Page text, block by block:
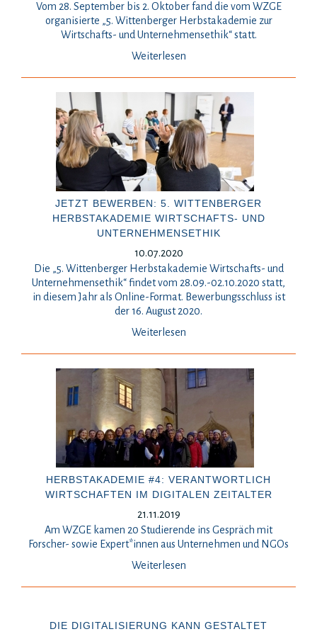
Vom 28. September bis 2. Oktober fand die vom WZGE
organisierte „5. Wittenberger Herbstakademie zur
Wirtschafts- und Unternehmensethik“ statt.
Weiterlesen
JETZT BEWERBEN: 5. WITTENBERGER
HERBSTAKADEMIE WIRTSCHAFTS- UND
UNTERNEHMENSETHIK
10.07.2020
Die „5. Wittenberger Herbstakademie Wirtschafts- und
Unternehmensethik“ findet vom 28.09.-02.10.2020 statt,
in diesem Jahr als Online-Format. Bewerbungsschluss ist
der 16. August 2020.
Weiterlesen
HERBSTAKADEMIE #4: VERANTWORTLICH
WIRTSCHAFTEN IM DIGITALEN ZEITALTER
21.11.2019
Am WZGE kamen 20 Studierende ins Gespräch mit
Forscher- sowie Expert*innen aus Unternehmen und NGOs
Weiterlesen
DIE DIGITALISIERUNG KANN GESTALTET